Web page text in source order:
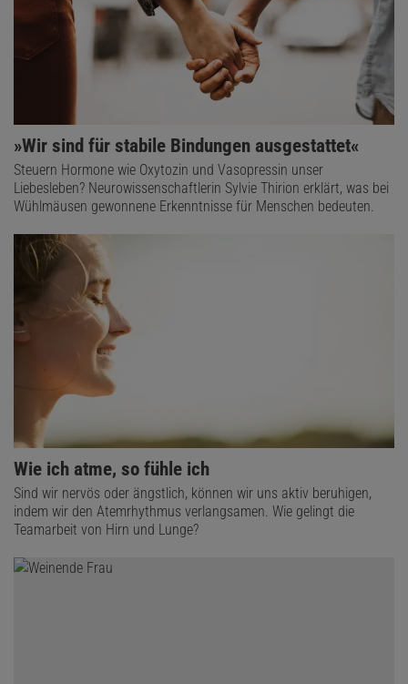
»Wir sind für stabile Bindungen ausgestattet«
Steuern Hormone wie Oxytozin und Vasopressin unser
Liebesleben? Neurowissenschaftlerin Sylvie Thirion erklärt, was bei
­Wühlmäusen gewonnene Erkenntnisse für Menschen bedeuten.
Wie ich atme, so fühle ich
Sind wir nervös oder ängstlich, können wir uns aktiv beruhigen,
indem wir den Atemrhythmus verlangsamen. Wie gelingt die
Teamarbeit von Hirn und Lunge?